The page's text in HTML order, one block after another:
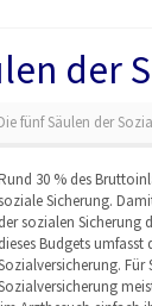
der
fünf Säulen der
30 % des
Sicherung.
der sozialen Sicherung
dieses Budgets umfasst
Für